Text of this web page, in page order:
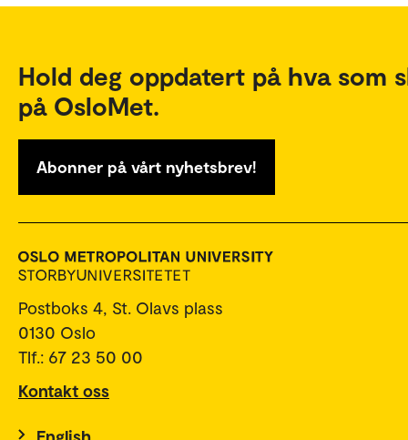
Hold deg oppdatert på hva som
på OsloMet.
Abonner på vårt nyhetsbrev!
Postboks 4, St. Olavs plass
0130 Oslo
Tlf.: 67 23 50 00
Kontakt oss